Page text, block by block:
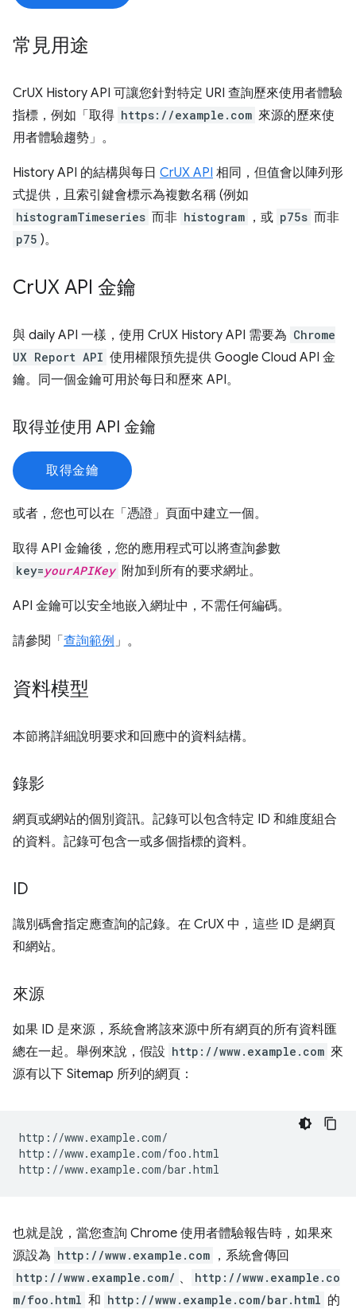
常見用途
CrUX History API 可讓您針對特定 URI 查詢歷來使用者體驗
指標，例如「取得 https://example.com 來源的歷來使
用者體驗趨勢」。
History API 的結構與每日 CrUX API 相同，但值會以陣列形
式提供，且索引鍵會標示為複數名稱 (例如
histogramTimeseries 而非 histogram ，或 p75s 而非
p75 )。
CrUX API 金鑰
與 daily API 一樣，使用 CrUX History API 需要為 Chrome
UX Report API 使用權限預先提供 Google Cloud API 金
鑰。同一個金鑰可用於每日和歷來 API。
取得並使用 API 金鑰
取得金鑰
或者，您也可以在「憑證」 頁面中建立一個。
取得 API 金鑰後，您的應用程式可以將查詢參數
key=yourAPIKey 附加到所有的要求網址。
API 金鑰可以安全地嵌入網址中，不需任何編碼。
請參閱「 查詢範例 」。
資料模型
本節將詳細說明要求和回應中的資料結構。
錄影
網頁或網站的個別資訊。記錄可以包含特定 ID 和維度組合
的資料。記錄可包含一或多個指標的資料。
ID
識別碼會指定應查詢的記錄。在 CrUX 中，這些 ID 是網頁
和網站。
來源
如果 ID 是來源，系統會將該來源中所有網頁的所有資料匯
總在一起。舉例來說，假設 http://www.example.com 來
源有以下 Sitemap 所列的網頁：
http://www.example.com/
http://www.example.com/foo.html
也就是說，當您查詢 Chrome 使用者體驗報告時，如果來
源設為 http://www.example.com ，系統會傳回
http://www.example.com/ 、
http://www.example.co
m/foo.html 和 http://www.example.com/bar.html 的